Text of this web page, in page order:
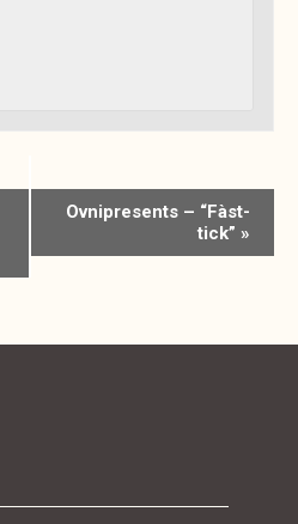
Ovnipresents – “Fàst-
tick” »